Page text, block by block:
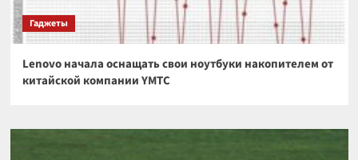
Гаджеты
Lenovo начала оснащать свои ноутбуки накопителем от
китайской компании YMTC